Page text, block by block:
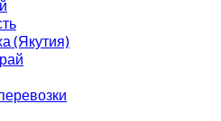
(Якутия)